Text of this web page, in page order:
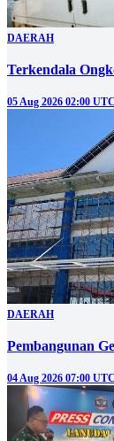
DAERAH
Terkendala
05 Aug 2026 02:00 UTC
DAERAH
Pembangunan
04 Aug 2026 07:00 UTC